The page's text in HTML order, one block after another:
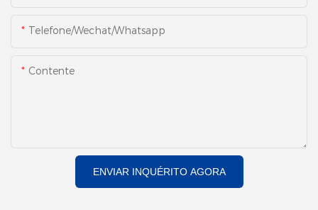
Telefone/Wechat/Whatsapp
Contente
ENVIAR INQUÉRITO AGORA